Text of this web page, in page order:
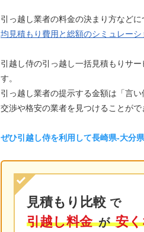
引っ越し業者の料金の決まり方などに
均見積もり費用と総額のシミュレーシ
引越し侍の引っ越し一括見積もりサ
す。
引っ越し業者の提示する金額は「言
交渉や格安の業者を見つけることがで
ぜひ引越し侍を利用して長崎県-大分
見積もり比較 で
引越し料金 が 安